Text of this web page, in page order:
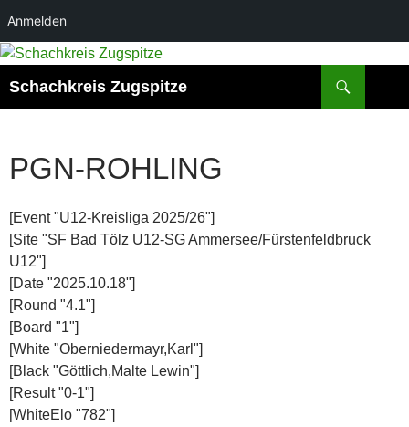
Anmelden
Schachkreis Zugspitze
PGN-ROHLING
[Event "U12-Kreisliga 2025/26"]
[Site "SF Bad Tölz U12-SG Ammersee/Fürstenfeldbruck
U12"]
[Date "2025.10.18"]
[Round "4.1"]
[Board "1"]
[White "Oberniedermayr,Karl"]
[Black "Göttlich,Malte Lewin"]
[Result "0-1"]
[WhiteElo "782"]